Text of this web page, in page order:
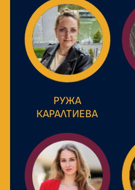
РУЖА
КАРАЛТИЕВА